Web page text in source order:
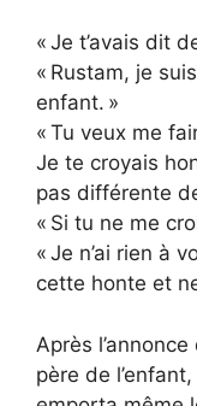
« Je t’avais dit
« Rustam, je
enfant. »
« Tu veux me
Je te croyais
pas différente
« Si tu ne me
« Je n’ai rien à
cette honte et
Après
père de